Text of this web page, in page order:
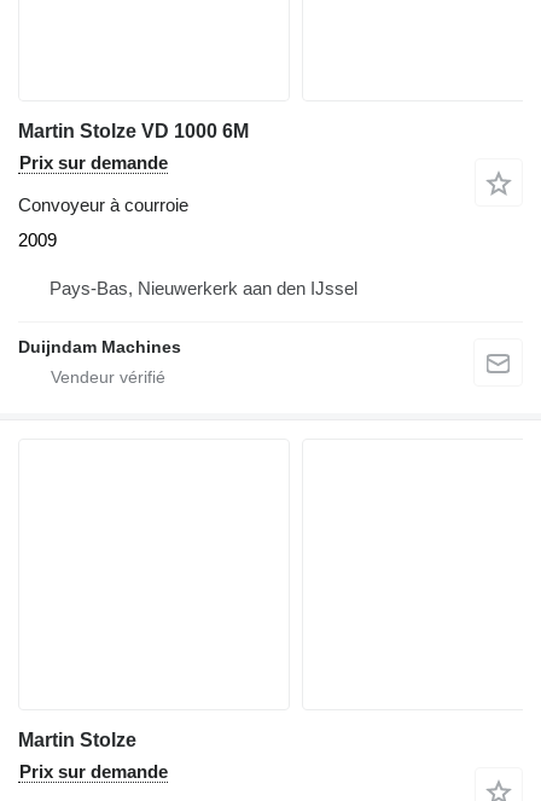
Martin Stolze VD 1000 6M
Prix sur demande
Convoyeur à courroie
2009
Pays-Bas, Nieuwerkerk aan den IJssel
Duijndam Machines
Martin Stolze
Prix sur demande